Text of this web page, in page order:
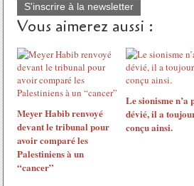
S'inscrire à la newsletter
Vous aimerez aussi :
Meyer Habib renvoyé
devant le tribunal pour
avoir comparé les
Palestiniens à un
“cancer”
Le sionisme n’a
dévié, il a
conçu ainsi.